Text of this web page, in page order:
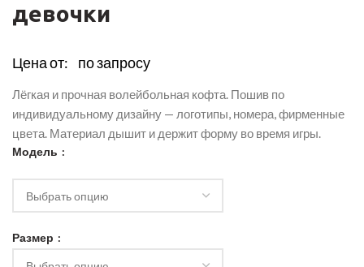
девочки
Цена от: по запросу
Лёгкая и прочная волейбольная кофта. Пошив по
индивидуальному дизайну — логотипы, номера, фирменные
цвета. Материал дышит и держит форму во время игры.
Модель
Размер